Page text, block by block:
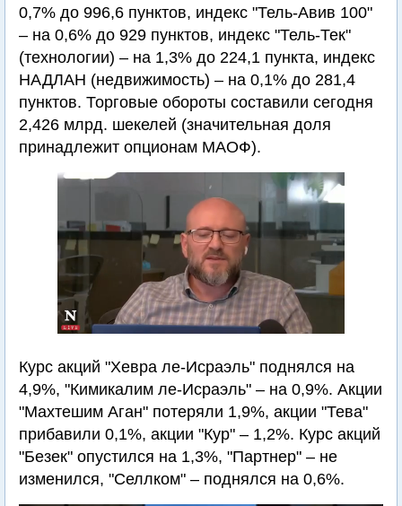
0,7% до 996,6 пунктов, индекс "Тель-Авив 100"
– на 0,6% до 929 пунктов, индекс "Тель-Тек"
(технологии) – на 1,3% до 224,1 пункта, индекс
НАДЛАН (недвижимость) – на 0,1% до 281,4
пунктов. Торговые обороты составили сегодня
2,426 млрд. шекелей (значительная доля
принадлежит опционам МАОФ).
Курс акций "Хевра ле-Исраэль" поднялся на
4,9%, "Кимикалим ле-Исраэль" – на 0,9%. Акции
"Махтешим Аган" потеряли 1,9%, акции "Тева"
прибавили 0,1%, акции "Кур" – 1,2%. Курс акций
"Безек" опустился на 1,3%, "Партнер" – не
изменился, "Селлком" – поднялся на 0,6%.